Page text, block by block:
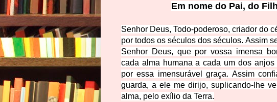
Em nome do Pai, do
Senhor Deus, Todo-poderoso, criador do
por todos os séculos dos séculos. Assim
Senhor Deus, que por vossa imensa
cada alma humana a cada um dos
por essa imensurável graça. Assim
guarda, a ele me dirijo, suplicando-lhe
alma, pelo exílio da Terra.